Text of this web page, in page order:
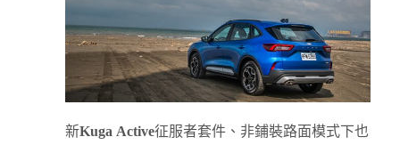
新Kuga Active征服者套件、非鋪裝路面模式下也